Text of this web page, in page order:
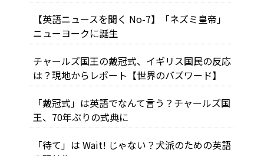
【英語ニュースを聞く No-7】「ネズミ皇帝」
ニューヨークに誕生
チャールズ国王の戴冠式、イギリス国民の反応
は？現地からレポート【世界のバズワード】
「戴冠式」は英語でなんて言う？チャールズ国
王、70年ぶりの式典に
「待て」は Wait! じゃない？犬派のための英語